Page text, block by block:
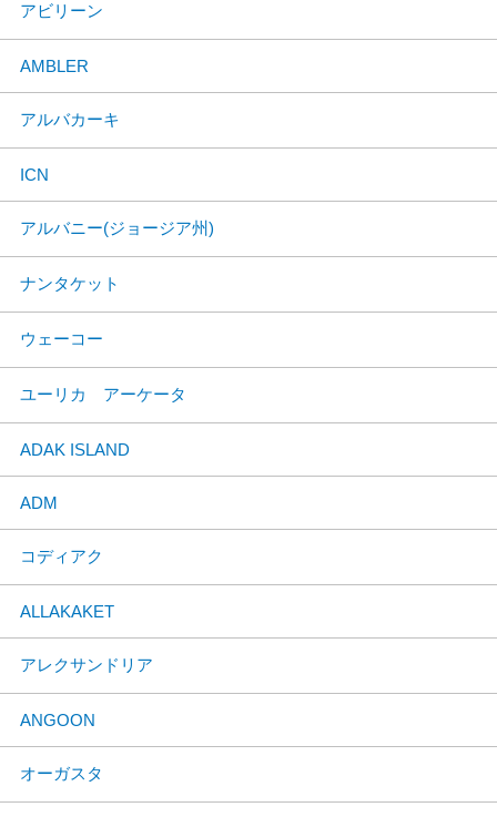
アビリーン
AMBLER
アルバカーキ
ICN
アルバニー(ジョージア州)
ナンタケット
ウェーコー
ユーリカ アーケータ
ADAK ISLAND
ADM
コディアク
ALLAKAKET
アレクサンドリア
ANGOON
オーガスタ